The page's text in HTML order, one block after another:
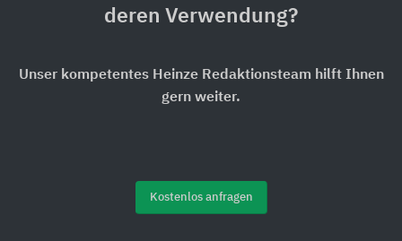
deren Verwendung?
Unser kompetentes Heinze Redaktionsteam hilft Ihnen
gern weiter.
Kostenlos anfragen